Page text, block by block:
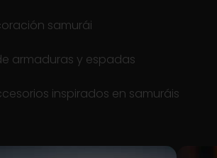
samurái
armaduras y espadas
inspirados en samuráis